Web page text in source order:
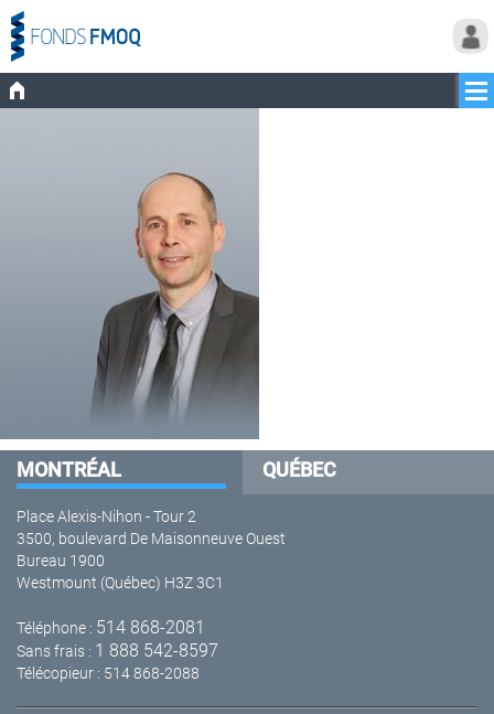
MONTRÉAL QUÉBEC
Place Alexis-Nihon - Tour 2
3500, boulevard De Maisonneuve Ouest
Bureau 1900
Westmount (Québec) H3Z 3C1
Téléphone : 514 868-2081
Sans frais : 1 888 542-8597
Télécopieur : 514 868-2088